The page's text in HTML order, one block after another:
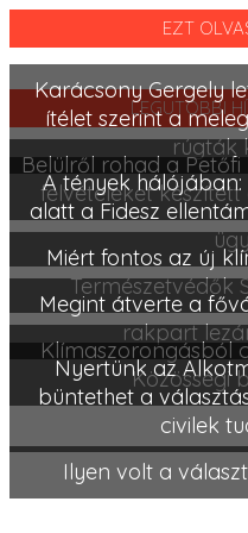
EZT
LEGUTÓBBI
Karácsony Gergely
ítélet szerint a
rúgták
Belülről rohad a
felvételeket
A tények
alatt a Fidesz
Miért fontos az új
Természetvédők
Megint átverte a
rakpart
Klímaszorongásból
Közösségi
Nyertünk az
büntethet a
civilek
Ilyen volt a